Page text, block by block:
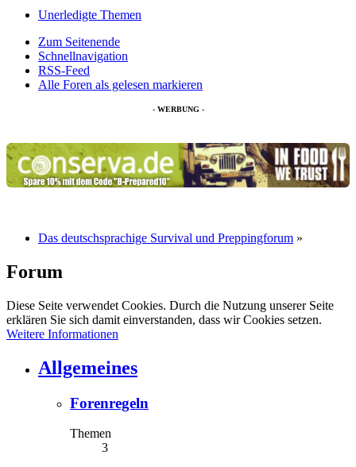
Unerledigte Themen
Zum Seitenende
Schnellnavigation
RSS-Feed
Alle Foren als gelesen markieren
- WERBUNG -
Das deutschsprachige Survival und Preppingforum »
Forum
Diese Seite verwendet Cookies. Durch die Nutzung unserer Seite
erklären Sie sich damit einverstanden, dass wir Cookies setzen.
Weitere Informationen
Allgemeines
Forenregeln
Themen
3